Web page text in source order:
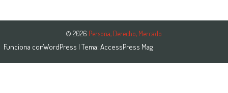
© 2026 Persona, Derecho, Mercado
Funciona conWordPress | Tema: AccessPress Mag